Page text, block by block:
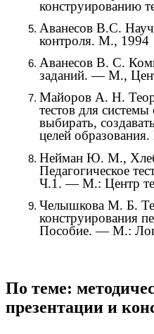
конструированию
Аванесов В.С.
контроля. М., 1994
Аванесов В. С.
заданий. — М.,
Майоров А. Н.
тестов для
выбирать,
целей
Нейман Ю. М.,
Педагогическое
Ч.1. — М.: Центр
Челышкова М. Б.
конструирования
Пособие. — М.:
По теме:
презентации и